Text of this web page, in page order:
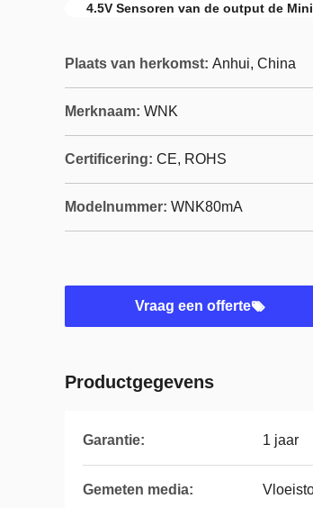
4.5V Sensoren van de output de
Plaats van herkomst: Anhui, China
Merknaam: WNK
Certificering: CE, ROHS
Modelnummer: WNK80mA
Vraag een offerte
Productgegevens
Garantie: 1 jaar
Gemeten media: